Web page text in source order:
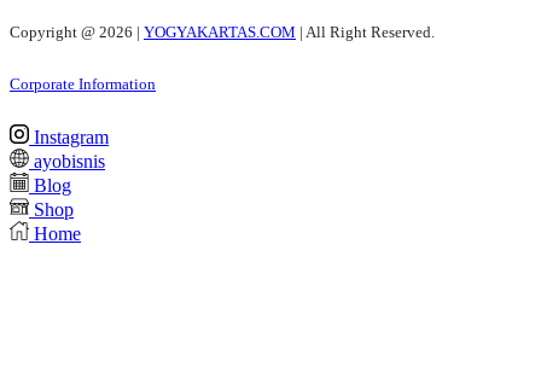
Copyright @ 2026 | YOGYAKARTAS.COM | All Right Reserved.
Corporate Information
Instagram
ayobisnis
Blog
Shop
Home